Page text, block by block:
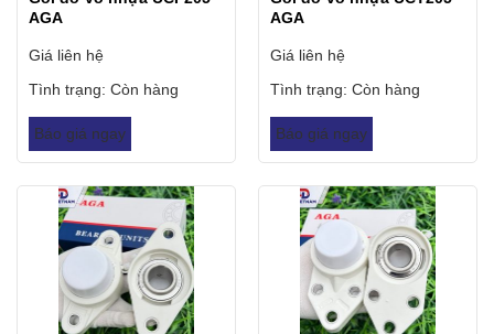
AGA
Giá liên hệ
Tình trạng: Còn hàng
Báo giá ngay
AGA
Giá liên hệ
Tình trạng: Còn hàng
Báo giá ngay